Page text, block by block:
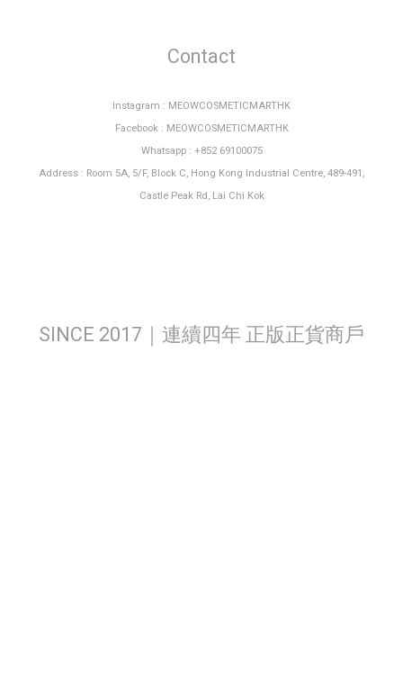
Contact
Instagram : MEOWCOSMETICMARTHK
Facebook : MEOWCOSMETICMARTHK
Whatsapp : +852 69100075
Address : Room 5A, 5/F, Block C, Hong Kong Industrial Centre, 489-491,
Castle Peak Rd, Lai Chi Kok
SINCE 2017｜連續四年 正版正貨商戶